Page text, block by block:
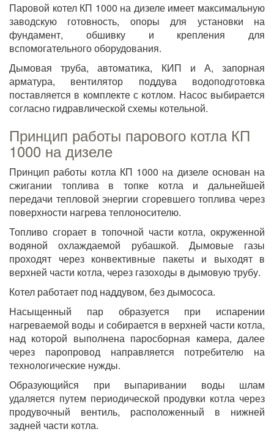
Паровой котел КП 1000 на дизеле имеет максимальную
заводскую готовность, опоры для установки на
фундамент, обшивку и крепления для
вспомогательного оборудования.
Дымовая труба, автоматика, КИП и А, запорная
арматура, вентилятор поддува водоподготовка
поставляется в комплекте с котлом. Насос выбирается
согласно гидравлической схемы котельной.
Принцип работы парового котла КП
1000 на дизеле
Принцип работы котла КП 1000 на дизеле основан на
сжигании топлива в топке котла и дальнейшей
передачи тепловой энергии сгоревшего топлива через
поверхности нагрева теплоносителю.
Топливо сгорает в топочной части котла, окруженной
водяной охлаждаемой рубашкой. Дымовые газы
проходят через конвективные пакеты и выходят в
верхней части котла, через газоходы в дымовую трубу.
Котел работает под наддувом, без дымососа.
Насыщенный пар образуется при испарении
нагреваемой воды и собирается в верхней части котла,
над которой выполнена паросборная камера, далее
через паропровод направляется потребителю на
технологические нужды.
Образующийся при выпаривании воды шлам
удаляется путем периодической продувки котла через
продувочный вентиль, расположенный в нижней
задней части котла.